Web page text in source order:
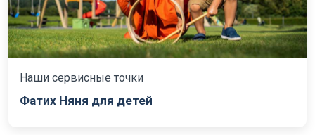
Наши сервисные точки
Фатих Няня для детей